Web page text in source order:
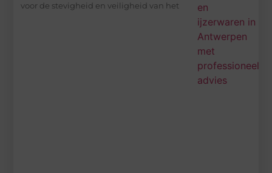
voor de stevigheid en veiligheid van het